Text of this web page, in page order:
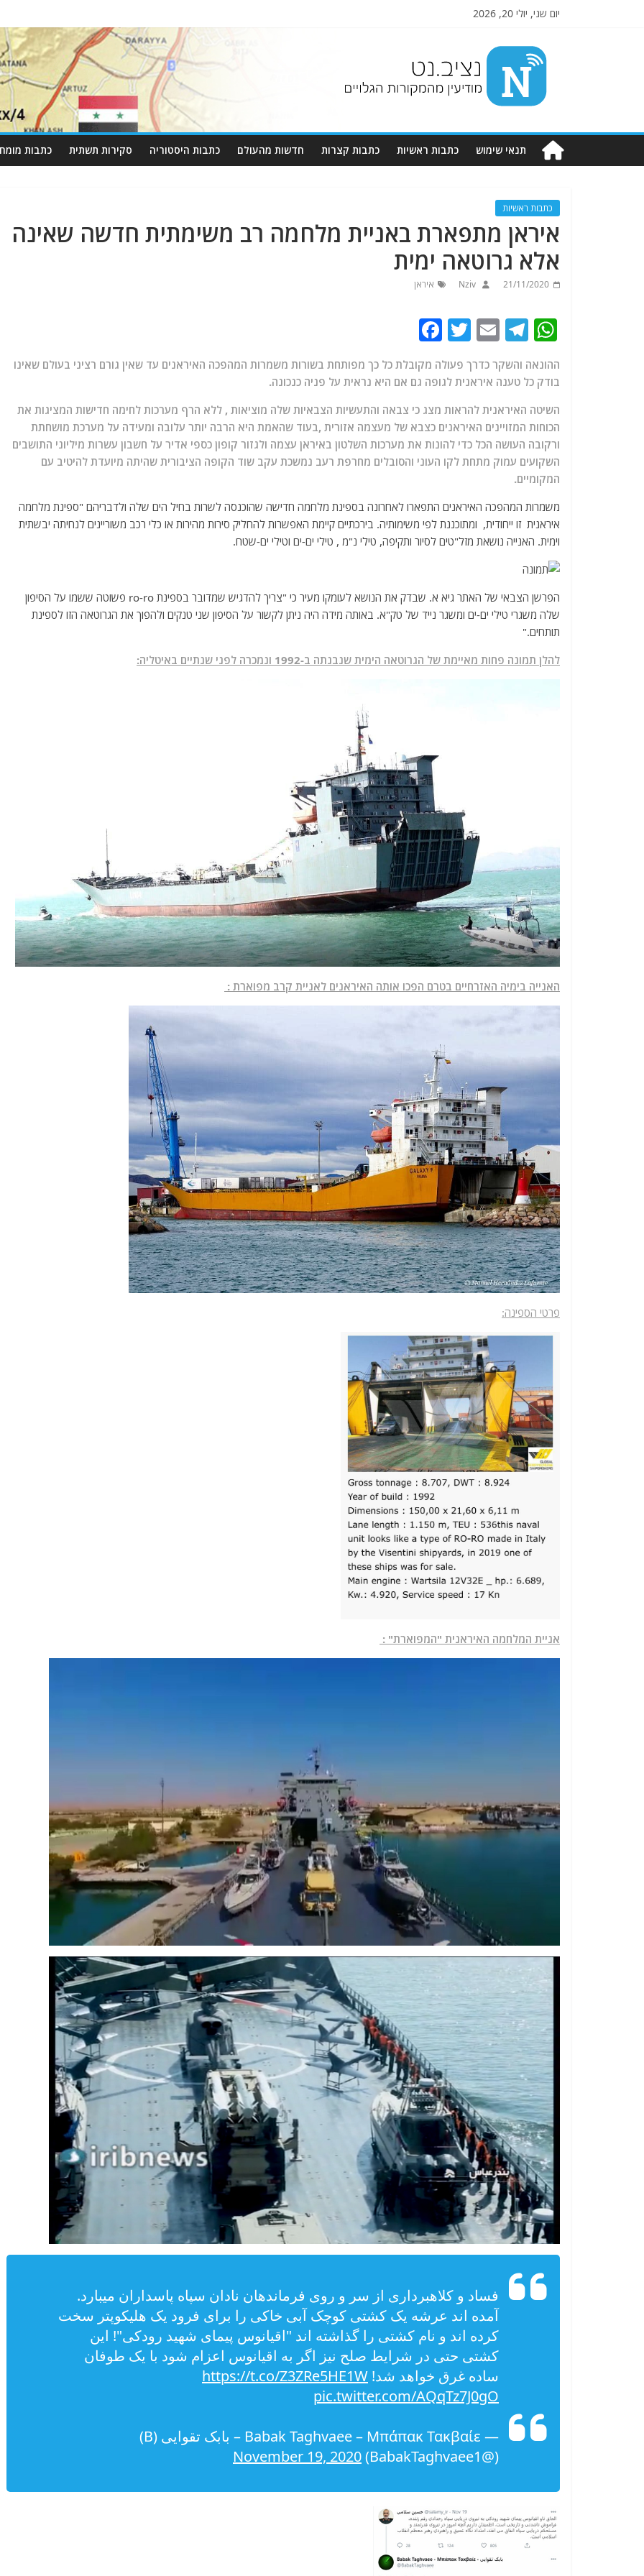
יום שני, יולי 20, 2026
Nziv.net
מודיעין
מהמקורות
תנאי שימוש כתבות ראשיות כתבות קצרות חדשות מהעולם כתבות היסטוריה סקירות תשתית כתבות
כתבות ראשיות
איראן מתפארת באניית מלחמה רב משימתית חדשה שאינה
אלא גרוטאה ימית
21/11/2020
Nziv איראן
W
at
s
A
p
p
T
e
g
ra
m
E
ai
l
T
w
itt
er
c
e
b
o
o
ההונאה והשקר כדרך פעולה מקובלת כל כך מפותחת בשורות משמרות המהפכה האיראנים עד שאין גורם רציני בעולם שאינו
בודק כל טענה איראנית לגופה גם אם היא נראית על פניה כנכונה.
השיטה האיראנית להראות מצג כי צבאה והתעשיות הצבאיות שלה מוציאות , ללא הרף מערכות לחימה חדישות המציגות את
הכוחות המזויינים האיראנים כצבא של מעצמה אזורית ,בעוד שהאמת היא הרבה יותר עלובה ומעידה על מערכת מושחתת
ורקובה העושה הכל כדי להונות את מערכות השלטון באיראן עצמה ולגזור קופון כספי אדיר על חשבון עשרות מיליוני התושבים
השקועים עמוק מתחת לקו העוני והסובלים מחרפת רעב נמשכת עקב שוד הקופה הציבורית שהיתה מיועדת להיטיב עם
המקומיים.
משמרות המהפכה האיראנים התפארו לאחרונה בספינת מלחמה חדישה שהוכנסה לשרות בחיל הים שלה ולדבריהם "ספינת מלחמה
איראנית זו ייחודית, ומתוכננת לפי משימותיה. בירכתיים קיימת האפשרות להחליק סירות מהירות או כלי רכב משוריינים לנחיתה יבשתית
וימית. האנייה נושאת מזל"טים לסיור ותקיפה, טילי נ"מ , טילי ים-ים וטילי ים-שטח.
הפרשן הצבאי של האתר גיא א. שבדק את הנושא לעומקו מעיר כי "צריך להדגיש שמדובר בספינת ro-ro פשוטה ששמו על הסיפון
שלה משגרי טילי ים-ים ומשגר נייד של טק"א. באותה מידה היה ניתן לקשור על הסיפון שני טנקים ולהפוך את הגרוטאה הזו לספינת
תותחים."
להלן תמונה פחות מאיימת של הגרוטאה הימית שנבנתה ב-1992 ונמכרה לפני שנתיים באיטליה:
האנייה בימיה האזרחיים בטרם הפכו אותה האיראנים לאניית קרב מפוארת :
פרטי הספינה:
אניית המלחמה האיראנית "המפוארת" :
فساد و کلاهبرداری از سر و روی فرماندهان نادان سپاه پاسداران میبارد.
آمده اند عرشه یک کشتی کوچک آبی خاکی را برای فرود یک هلیکوپتر سخت
کرده اند و نام کشتی را گذاشته اند "اقیانوس پیمای شهید رودکی"! این
کشتی حتی در شرایط صلح نیز اگر به اقیانوس اعزام شود با یک طوفان
ساده غرق خواهد شد! https://t.co/Z3ZRe5HE1W
pic.twitter.com/AQqTz7J0gO
— Babak Taghvaee – Μπάπακ Τακβαίε – بابک تقوایی (B)
(@BabakTaghvaee1)
November 19, 2020